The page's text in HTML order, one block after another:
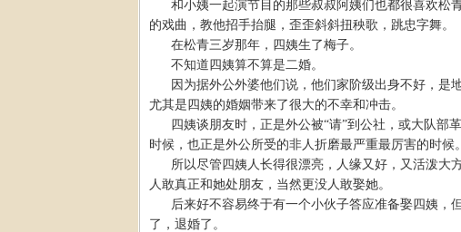
和小姨一起演节目的那些叔叔阿姨们也都很喜欢松
的戏曲，教他招手抬腿，歪歪斜斜扭秧歌，跳忠字舞。
在松青三岁那年，四姨生了梅子。
不知道四姨算不算是二婚。
因为据外公外婆他们说，他们家阶级出身不好，是
尤其是四姨的婚姻带来了很大的不幸和冲击。
四姨谈朋友时，正是外公被“请”到公社，或大队部
时候，也正是外公所受的非人折磨最严重最厉害的时候。
所以尽管四姨人长得很漂亮，人缘又好，又活泼大
人敢真正和她处朋友，当然更没人敢娶她。
后来好不容易终于有一个小伙子答应准备娶四姨，
了，退婚了。